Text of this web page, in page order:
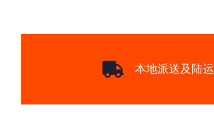
本地派送及陆运